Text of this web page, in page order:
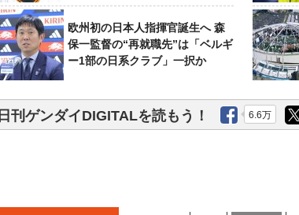
欧州初の日本人指揮官誕生へ 森
保一監督の“再就職先”は「ベルギ
ー1部の日系クラブ」一択か
日刊ゲンダイDIGITALを読もう！ 6.6万